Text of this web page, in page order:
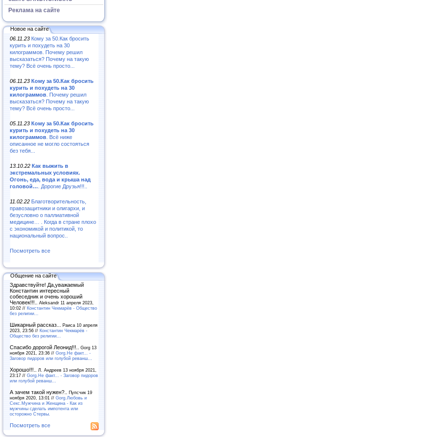
Реклама на сайте
Новое на сайте
06.11.23 Кому за 50.Как бросить
курить и похудеть на 30
килограммов. Почему решил
высказаться? Почему на такую
тему? Всё очень просто...
06.11.23 Кому за 50.Как бросить
курить и похудеть на 30
килограммов . Почему решил
высказаться? Почему на такую
тему? Всё очень просто...
05.11.23 Кому за 50.Как бросить
курить и похудеть на 30
килограммов . Всё ниже
описанное не могло состояться
без тебя...
13.10.22 Как выжить в
экстремальных условиях.
Огонь, еда, вода и крыша над
головой… . Дорогие Друзья!!!..
11.02.22 Благотворительность,
правозащитники и олигархи, и
безусловно о паллиативной
медицине… . Когда в стране плохо
с экономикой и политикой, то
национальный вопрос..
Посмотреть все
Общение на сайте
Здравствуйте! Да,уважаемый
Константин интересный
собеседник и очень хороший
Человек!!!.. Aleksandr 11 апреля 2023,
10:02 // Константин Чекмарёв - Общество
без религии...
Шикарный рассказ... Раиса 10 апреля
2023, 23:56 // Константин Чекмарёв -
Общество без религии...
Спасибо дорогой Леонид!!!.. Gorg 13
ноября 2021, 23:36 // Gorg.Не факт... -
Заговор пидоров или голубой реванш…
Хорошо!!!..
Л. Андреев 13 ноября 2021,
23:17 // Gorg.Не факт... - Заговор пидоров
или голубой реванш…
А зачем такой нужен?.. Пупсчик 19
ноября 2020, 13:01 // Gorg.Любовь и
Секс.Мужчина и Женщина - Как из
мужчины сделать импотента или
осторожно Стервы.
Посмотреть все